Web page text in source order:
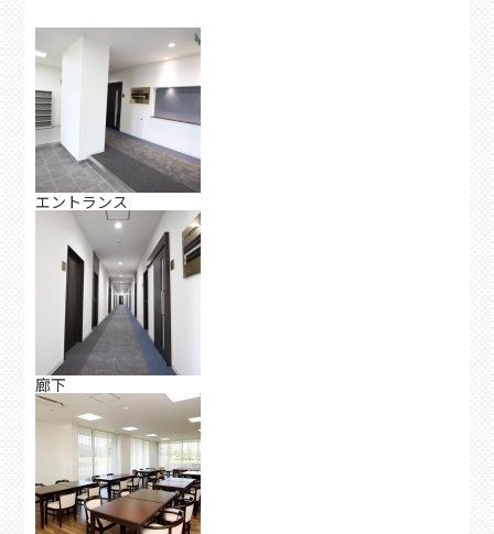
エントランス
廊下